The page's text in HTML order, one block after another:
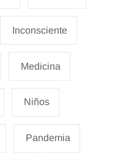
Inconsciente
Medicina
Niños
Pandemia